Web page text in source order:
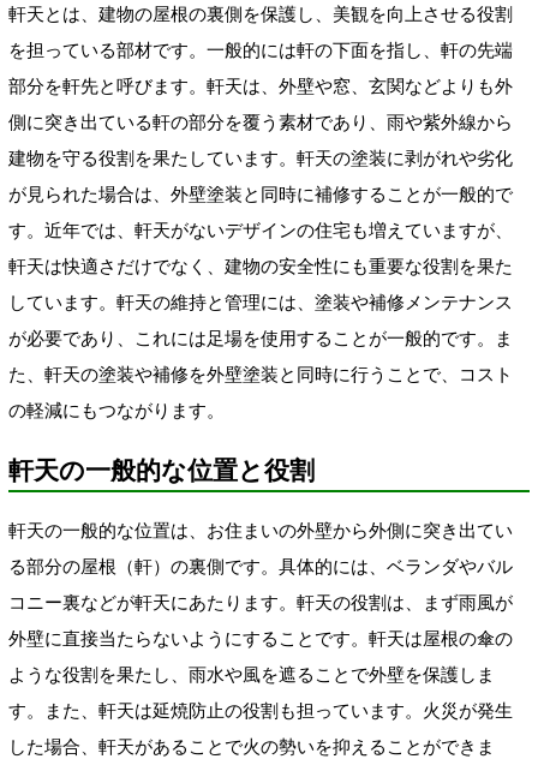
軒天とは、建物の屋根の裏側を保護し、美観を向上させる役割
を担っている部材です。一般的には軒の下面を指し、軒の先端
部分を軒先と呼びます。軒天は、外壁や窓、玄関などよりも外
側に突き出ている軒の部分を覆う素材であり、雨や紫外線から
建物を守る役割を果たしています。軒天の塗装に剥がれや劣化
が見られた場合は、外壁塗装と同時に補修することが一般的で
す。近年では、軒天がないデザインの住宅も増えていますが、
軒天は快適さだけでなく、建物の安全性にも重要な役割を果た
しています。軒天の維持と管理には、塗装や補修メンテナンス
が必要であり、これには足場を使用することが一般的です。ま
た、軒天の塗装や補修を外壁塗装と同時に行うことで、コスト
の軽減にもつながります。
軒天の一般的な位置と役割
軒天の一般的な位置は、お住まいの外壁から外側に突き出てい
る部分の屋根（軒）の裏側です。具体的には、ベランダやバル
コニー裏などが軒天にあたります。軒天の役割は、まず雨風が
外壁に直接当たらないようにすることです。軒天は屋根の傘の
ような役割を果たし、雨水や風を遮ることで外壁を保護しま
す。また、軒天は延焼防止の役割も担っています。火災が発生
した場合、軒天があることで火の勢いを抑えることができま